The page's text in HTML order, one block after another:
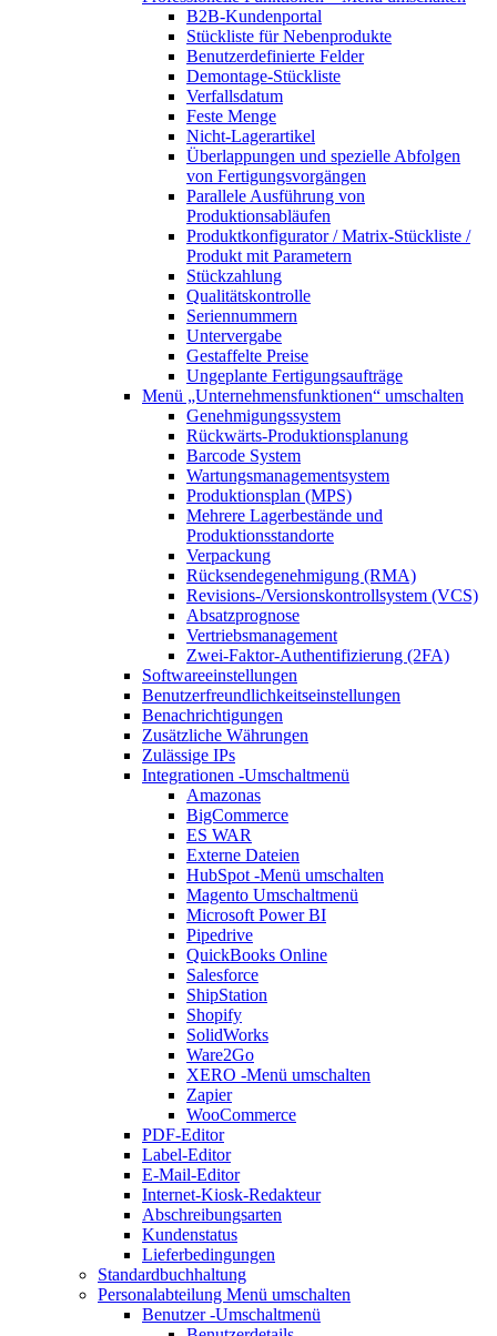
B2B-Kundenportal
Stückliste für Nebenprodukte
Benutzerdefinierte Felder
Demontage-Stückliste
Verfallsdatum
Feste Menge
Nicht-Lagerartikel
Überlappungen und spezielle Abfolgen
von Fertigungsvorgängen
Parallele Ausführung von
Produktionsabläufen
Produktkonfigurator / Matrix-Stückliste /
Produkt mit Parametern
Stückzahlung
Qualitätskontrolle
Seriennummern
Untervergabe
Gestaffelte Preise
Ungeplante Fertigungsaufträge
Menü „Unternehmensfunktionen“ umschalten
Genehmigungssystem
Rückwärts-Produktionsplanung
Barcode System
Wartungsmanagementsystem
Produktionsplan (MPS)
Mehrere Lagerbestände und
Produktionsstandorte
Verpackung
Rücksendegenehmigung (RMA)
Revisions-/Versionskontrollsystem (VCS)
Absatzprognose
Vertriebsmanagement
Zwei-Faktor-Authentifizierung (2FA)
Softwareeinstellungen
Benutzerfreundlichkeitseinstellungen
Benachrichtigungen
Zusätzliche Währungen
Zulässige IPs
Integrationen -Umschaltmenü
Amazonas
BigCommerce
ES WAR
Externe Dateien
HubSpot -Menü umschalten
Magento Umschaltmenü
Microsoft Power BI
Pipedrive
QuickBooks Online
Salesforce
ShipStation
Shopify
SolidWorks
Ware2Go
XERO -Menü umschalten
Zapier
WooCommerce
PDF-Editor
Label-Editor
E-Mail-Editor
Internet-Kiosk-Redakteur
Abschreibungsarten
Kundenstatus
Lieferbedingungen
Standardbuchhaltung
Personalabteilung Menü umschalten
Benutzer-Umschaltmenü